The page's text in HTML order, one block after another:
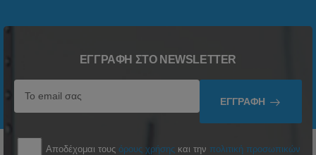
ΕΓΓΡΑΦΉ ΣΤΟ NEWSLETTER
ΕΓΓΡΑΦΉ
Αποδέχομαι τους όρους χρήσης και την πολιτική προσωπικών